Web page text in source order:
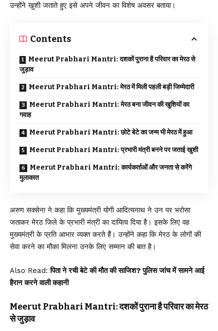
उन्होंने खुशी जताते हुए इसे अपने जीवन का विशेष अवसर बताया।
Contents
Meerut Prabhari Mantri: दशकों पुराना है परिवार का मेरठ से
जुड़ाव
Meerut Prabhari Mantri: मेरठ में मिली पहली बड़ी जिम्मेदारी
Meerut Prabhari Mantri: मेरठ बना जीवन की खुशियों का
गवाह
Meerut Prabhari Mantri: छोटे बेटे का जन्म भी मेरठ में हुआ
Meerut Prabhari Mantri: प्रभारी मंत्री बनने पर जताई खुशी
Meerut Prabhari Mantri: कार्यकर्ताओं और जनता से करेंगे
मुलाकात
अरुण सक्सेना ने कहा कि मुख्यमंत्री योगी आदित्यनाथ ने उन पर भरोसा
जताकर मेरठ जिले के प्रभारी मंत्री का दायित्व दिया है। इसके लिए वह
मुख्यमंत्री के प्रति आभार व्यक्त करते हैं। उन्होंने कहा कि मेरठ के लोगों की
सेवा करने का मौका मिलना उनके लिए सम्मान की बात है।
Also Read:पिता ने रची बेटे की मौत की साजिश? पुलिस जांच में सामने आई
हैरान करने वाली कहानी
Meerut Prabhari Mantri: दशकों पुराना है परिवार का मेरठ
से जुड़ाव